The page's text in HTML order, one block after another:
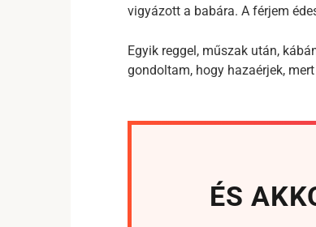
vigyázott a babára. A férjem
Egyik reggel, műszak után,
gondoltam, hogy hazaérjek,
ÉS